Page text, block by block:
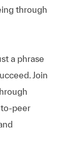
through
a phrase
Join
peer